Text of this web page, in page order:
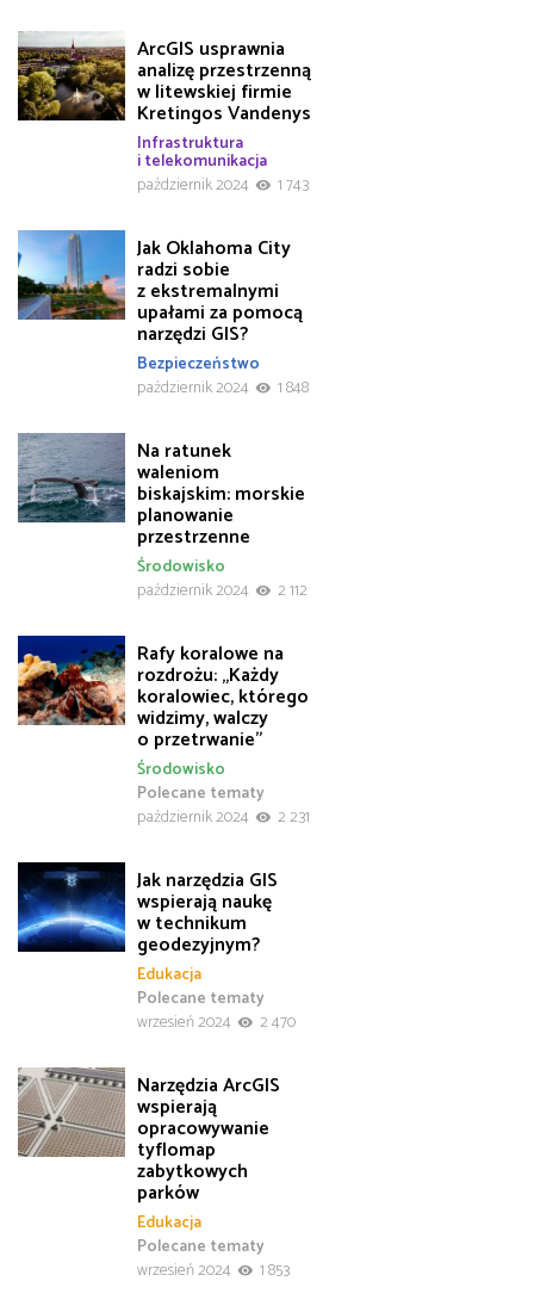
ArcGIS usprawnia
analizę przestrzenną
w litewskiej firmie
Kretingos Vandenys
Infrastruktura
i telekomunikacja
październik 2024
1 743
Jak Oklahoma City
radzi sobie
z ekstremalnymi
upałami za pomocą
narzędzi GIS?
Bezpieczeństwo
październik 2024
1 848
Na ratunek
waleniom
biskajskim: morskie
planowanie
przestrzenne
Środowisko
październik 2024
2 112
Rafy koralowe na
rozdrożu: „Każdy
koralowiec, którego
widzimy, walczy
o przetrwanie”
Polecane tematy
Środowisko
październik 2024
2 231
Jak narzędzia GIS
wspierają naukę
w technikum
geodezyjnym?
Edukacja
Polecane tematy
wrzesień 2024
2 470
Narzędzia ArcGIS
wspierają
opracowywanie
tyflomap
zabytkowych
parków
Edukacja
Polecane tematy
wrzesień 2024
1 853